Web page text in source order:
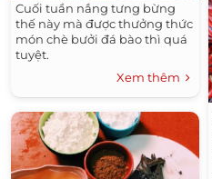
Cuối tuần nắng tưng bừng
thế này mà được thưởng thức
món chè bưởi đá bào thì quá
tuyệt.
Xem thêm